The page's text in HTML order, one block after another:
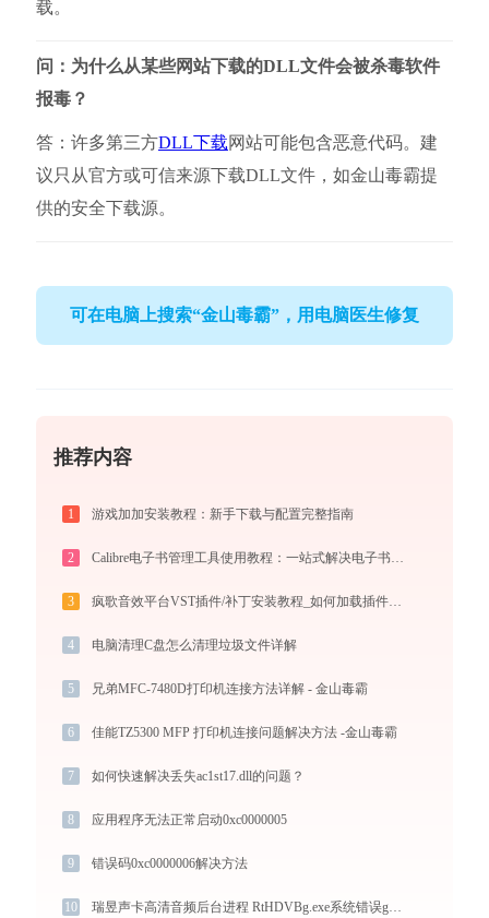
载。
问：为什么从某些网站下载的DLL文件会被杀毒软件
报毒？
答：许多第三方DLL下载网站可能包含恶意代码。建
议只从官方或可信来源下载DLL文件，如金山毒霸提
供的安全下载源。
可在电脑上搜索“金山毒霸”，用电脑医生修复
推荐内容
1 游戏加加安装教程：新手下载与配置完整指南
2 Calibre电子书管理工具使用教程：一站式解决电子书格式转换、元数据管理与设备同步
3 疯歌音效平台VST插件/补丁安装教程_如何加载插件效果包
4 电脑清理C盘怎么清理垃圾文件详解
5 兄弟MFC-7480D打印机连接方法详解 - 金山毒霸
6 佳能TZ5300 MFP 打印机连接问题解决方法 -金山毒霸
7 如何快速解决丢失ac1st17.dll的问题？
8 应用程序无法正常启动0xc0000005
9 错误码0xc0000006解决方法
10 瑞昱声卡高清音频后台进程 RtHDVBg.exe系统错误gdiplus.dll丢失如何解决